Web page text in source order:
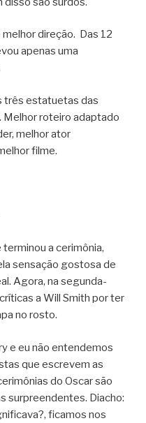
melhor direção. Das 12
apenas uma
três estatuetas das
Melhor roteiro adaptado
melhor ator
filme.
a cerimônia,
sensação gostosa de
Agora, na segunda-
a Will Smith por ter
no rosto.
e eu não entendemos
que escrevem as
do Oscar são
surpreendentes. Diacho:
ficamos nos